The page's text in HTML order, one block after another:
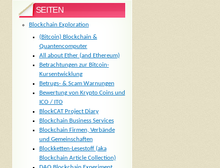
SEITEN
Blockchain Exploration
(Bitcoin) Blockchain &
Quantencomputer
All about Ether (and Ethereum)
Betrachtungen zur Bitcoin-
Kursentwicklung
Betrugs- & Scam Warnungen
Bewertung von Krypto Coins und
ICO / ITO
BlockCAT Project Diary
Blockchain Business Services
Blockchain Firmen, Verbände
und Gemeinschaften
Blockketten-Lesestoff (aka
Blockchain Article Collection)